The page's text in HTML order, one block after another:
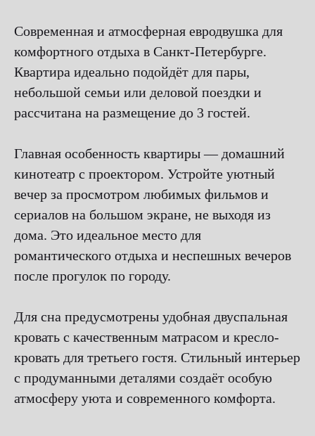
Современная и атмосферная евродвушка для
комфортного отдыха в Санкт-Петербурге.
Квартира идеально подойдёт для пары,
небольшой семьи или деловой поездки и
рассчитана на размещение до 3 гостей.
Главная особенность квартиры — домашний
кинотеатр с проектором. Устройте уютный
вечер за просмотром любимых фильмов и
сериалов на большом экране, не выходя из
дома. Это идеальное место для
романтического отдыха и неспешных вечеров
после прогулок по городу.
Для сна предусмотрены удобная двуспальная
кровать с качественным матрасом и кресло-
кровать для третьего гостя. Стильный интерьер
с продуманными деталями создаёт особую
атмосферу уюта и современного комфорта.